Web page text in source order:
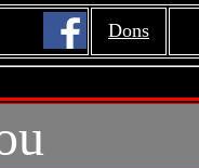
Dons